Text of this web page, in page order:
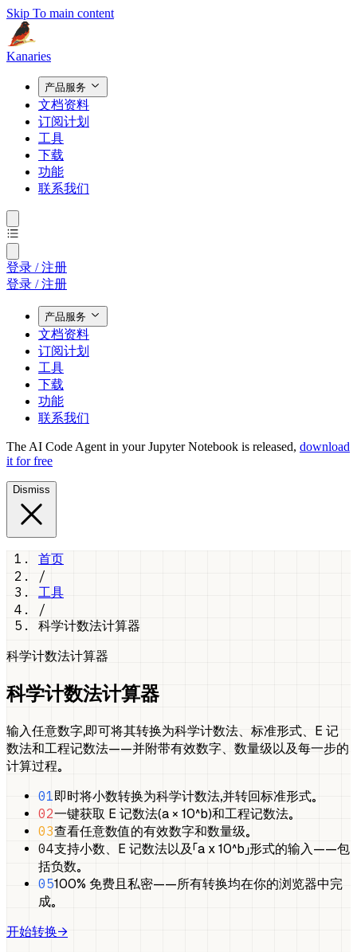
Skip To main content
Kanaries
产品服务
文档资料
订阅计划
工具
下载
功能
联系我们
登录 / 注册
登录 / 注册
产品服务
文档资料
订阅计划
工具
下载
功能
联系我们
The AI Code Agent in your Jupyter Notebook is released, download
it for free
Dismiss
首页
/
工具
/
科学计数法计算器
科学计数法计算器
科学计数法计算器
输入任意数字，即可将其转换为科学计数法、标准形式、E 记
数法和工程记数法——并附带有效数字、数量级以及每一步的
计算过程。
01即时将小数转换为科学计数法，并转回标准形式。
02一键获取 E 记数法（a × 10^b）和工程记数法。
03查看任意数值的有效数字和数量级。
04支持小数、E 记数法以及「a x 10^b」形式的输入——包
括负数。
05100% 免费且私密——所有转换均在你的浏览器中完
成。
开始转换→